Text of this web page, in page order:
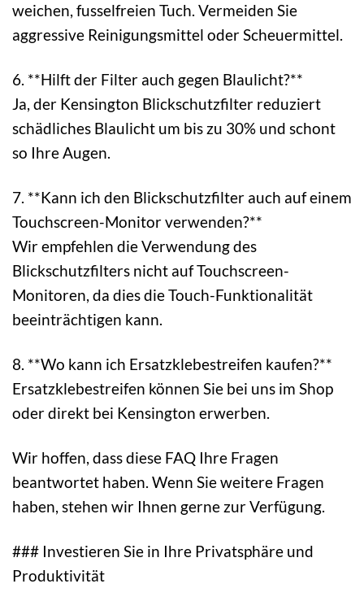
weichen, fusselfreien Tuch. Vermeiden Sie
aggressive Reinigungsmittel oder Scheuermittel.
6. **Hilft der Filter auch gegen Blaulicht?**
Ja, der Kensington Blickschutzfilter reduziert
schädliches Blaulicht um bis zu 30% und schont
so Ihre Augen.
7. **Kann ich den Blickschutzfilter auch auf einem
Touchscreen-Monitor verwenden?**
Wir empfehlen die Verwendung des
Blickschutzfilters nicht auf Touchscreen-
Monitoren, da dies die Touch-Funktionalität
beeinträchtigen kann.
8. **Wo kann ich Ersatzklebestreifen kaufen?**
Ersatzklebestreifen können Sie bei uns im Shop
oder direkt bei Kensington erwerben.
Wir hoffen, dass diese FAQ Ihre Fragen
beantwortet haben. Wenn Sie weitere Fragen
haben, stehen wir Ihnen gerne zur Verfügung.
### Investieren Sie in Ihre Privatsphäre und
Produktivität